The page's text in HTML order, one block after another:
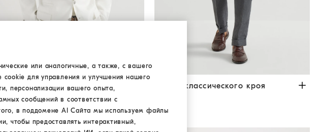
из габардина Панама
из габардина Брюки классического кроя Антрацит
Брюки классического кроя
2 ЦВЕТА
или аналогичные, а также, с вашего
для управления и улучшения нашего
персонализации вашего опыта,
сообщений в соответствии с
в поддомене AI Сайта мы используем файлы
чтобы предоставлять интерактивный,